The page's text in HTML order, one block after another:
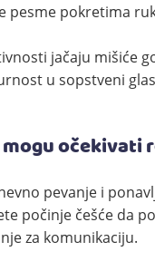
pesme pokretima
jačaju mišiće
u sopstveni
mogu očekivati
pevanje i
počinje češće da
za komunikaciju.